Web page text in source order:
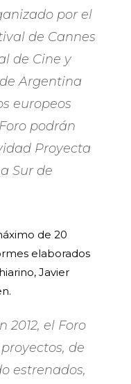
por el
de Cannes
de Cine y
Argentina
europeos
podrán
Proyecta
Sur de
de 20
elaborados
Javier
2012, el Foro
de
estrenados,